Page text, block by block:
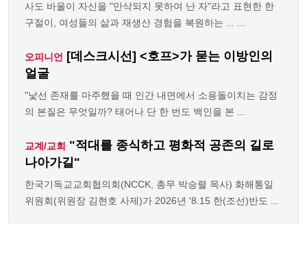
사도 바울이 자신을 "만삭되지 못하여 난 자"라고 표현한 한
구절이, 여성들의 삶과 재생산 경험을 복원하는 ... ...
오피니언 [데스크시선] <호프>가 묻는 이방인의
얼굴
"낯선 존재를 마주했을 때 인간 내면에서 소용돌이치는 감정
의 본질은 무엇일까? 태어나 단 한 번도 백인을 본 ...
교계/교회 "적대를 종식하고 평화적 공존의 길로
나아가길"
한국기독교교회협의회(NCCK, 총무 박승렬 목사) 화해통일
위원회(위원장 김현호 사제)가 2026년 '8.15 한(조선)반도 ...